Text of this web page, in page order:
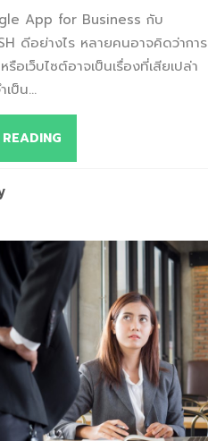
App for Business กับ
ดีอย่างไร หลายคนอาจคิดว่าการ
อเว็บไซต์อาจเป็นเรื่องที่เสียเปล่า
ป็น...